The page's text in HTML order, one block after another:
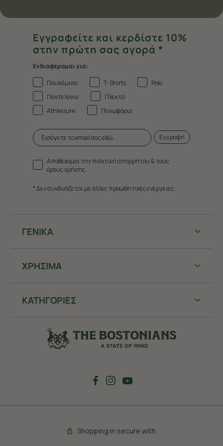
ΓΕΝΙΚΑ
ΧΡHΣΙΜΑ
ΚΑΤΗΓΟΡΙΕΣ
Εγγραφείτε και κερδίστε 10%
στην πρώτη σας αγορά *
Ενδιαφέρομαι για:
Πουκάμισα
T-Shirts
Polo
Παντελόνια
Πλεκτά
Athleisure
Πανωφόρια
Εγγραφή
Αποδέχομαι την πολιτική απορρήτου & τους
όρους χρήσης.
* Δεν συνδυάζεται με άλλες προωθητικές ενέργειες.
Shopping in secure with